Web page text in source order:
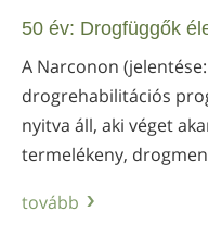
50 év: Drogfüggők
A Narconon
drogrehabilitációs
nyitva áll, aki véget
termelékeny,
tovább